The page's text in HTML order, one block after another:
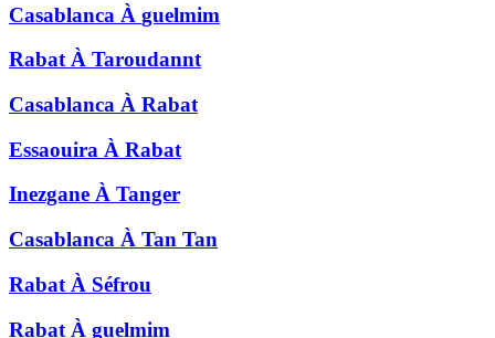
Casablanca À guelmim
Rabat À Taroudannt
Casablanca À Rabat
Essaouira À Rabat
Inezgane À Tanger
Casablanca À Tan Tan
Rabat À Séfrou
Rabat À guelmim